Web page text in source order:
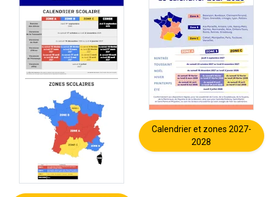
Calendrier et zones 2027-
2028